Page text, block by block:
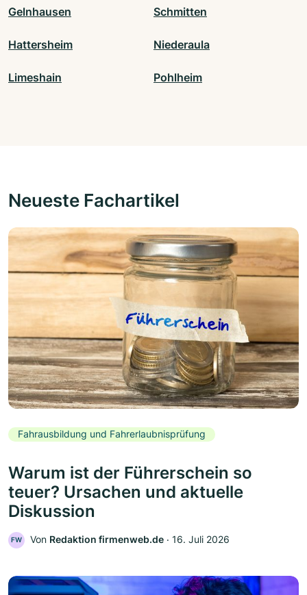
Gelnhausen Schmitten
Hattersheim Niederaula
Limeshain Pohlheim
Neueste Fachartikel
Fahrausbildung und Fahrerlaubnisprüfung
Warum ist der Führerschein so
teuer? Ursachen und aktuelle
Diskussion
FW Von Redaktion firmenweb.de ‧ 16. Juli 2026